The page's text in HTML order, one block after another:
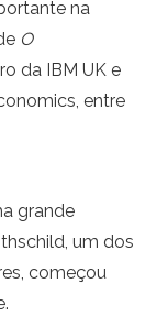
na
O
da IBM UK e
entre
grande
um dos
começou